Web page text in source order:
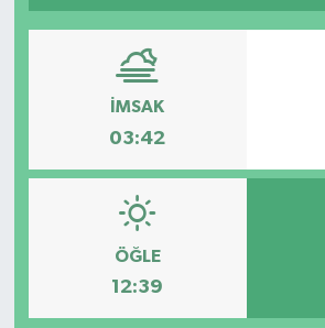
İMSAK
03:42
ÖĞLE
12:39